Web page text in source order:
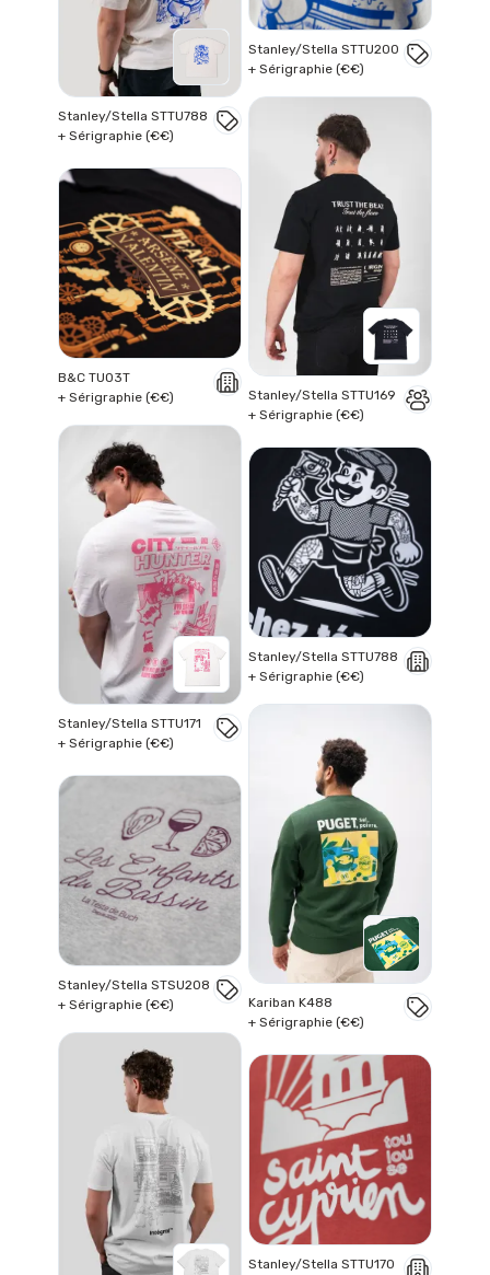
Stanley/Stella STTU788
+ Sérigraphie (€€)
Stanley/Stella STTU200
+ Sérigraphie (€€)
Stanley/Stella STTU169
+ Sérigraphie (€€)
B&C TU03T
+ Sérigraphie (€€)
Stanley/Stella STTU171
+ Sérigraphie (€€)
Stanley/Stella STTU788
+ Sérigraphie (€€)
Kariban K488
+ Sérigraphie (€€)
Stanley/Stella STSU208
+ Sérigraphie (€€)
Stanley/Stella STTU170